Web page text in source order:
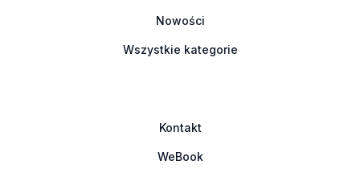
Nowości
Wszystkie kategorie
Kontakt
WeBook